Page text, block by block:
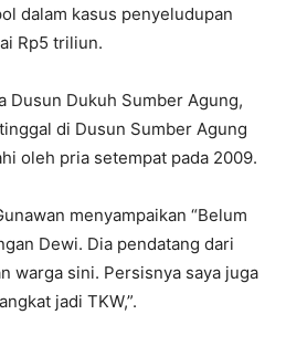
dalam kasus penyeludupan
Rp5 triliun.
Dusun Dukuh Sumber Agung,
di Dusun Sumber Agung
oleh pria setempat pada 2009.
menyampaikan “Belum
Dewi. Dia pendatang dari
warga sini. Persisnya saya juga
jadi TKW,”.